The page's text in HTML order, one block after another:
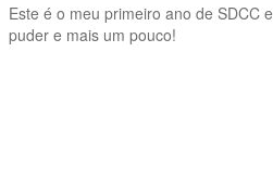
Este é o meu primeiro ano de SDCC
puder e mais um pouco!